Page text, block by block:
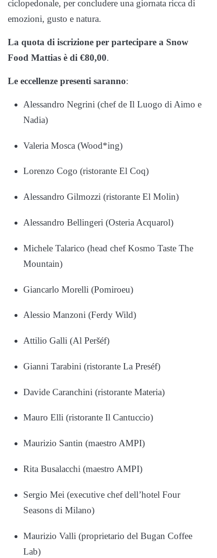
ciclopedonale, per concludere una giornata ricca di
emozioni, gusto e natura.
La quota di iscrizione per partecipare a Snow
Food Mattias è di €80,00.
Le eccellenze presenti saranno:
Alessandro Negrini (chef de Il Luogo di Aimo e
Nadia)
Valeria Mosca (Wood*ing)
Lorenzo Cogo (ristorante El Coq)
Alessandro Gilmozzi (ristorante El Molin)
Alessandro Bellingeri (Osteria Acquarol)
Michele Talarico (head chef Kosmo Taste The
Mountain)
Giancarlo Morelli (Pomiroeu)
Alessio Manzoni (Ferdy Wild)
Attilio Galli (Al Peršéf)
Gianni Tarabini (ristorante La Preséf)
Davide Caranchini (ristorante Materia)
Mauro Elli (ristorante Il Cantuccio)
Maurizio Santin (maestro AMPI)
Rita Busalacchi (maestro AMPI)
Sergio Mei (executive chef dell’hotel Four
Seasons di Milano)
Maurizio Valli (proprietario del Bugan Coffee
Lab)